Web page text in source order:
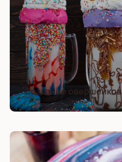
Создание овершейков